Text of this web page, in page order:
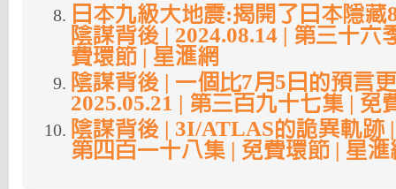
日本九級大地震:揭開了日本隱藏
陰謀背後 | 2024.08.14 | 第三十六
費環節 | 星滙網
陰謀背後 | 一個比7月5日的預言
2025.05.21 | 第三百九十七集 | 免
陰謀背後 | 3I/ATLAS的詭異軌跡 |
第四百一十八集 | 免費環節 | 星滙